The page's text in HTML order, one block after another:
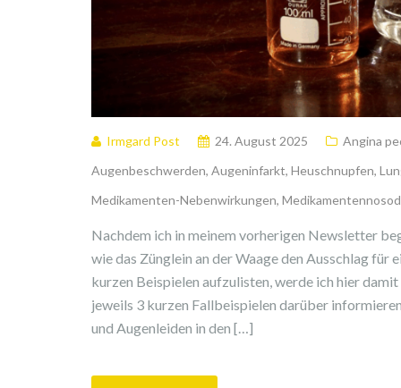
Irmgard Post 24. August 2025 Angina
Augenbeschwerden, Augeninfarkt, Heuschnupfen,
Medikamenten-Nebenwirkungen,
Nachdem ich in meinem vorherigen Newsletter
wie das Zünglein an der Waage den Ausschlag für
kurzen Beispielen aufzulisten, werde ich hier
jeweils 3 kurzen Fallbeispielen darüber
und Augenleiden in den […]